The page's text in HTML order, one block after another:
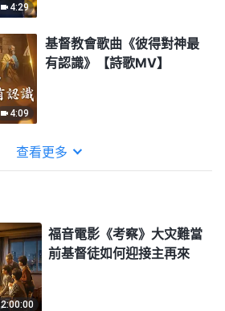
4:29
4:09
基督教會歌曲《彼得對神最
有認識》【詩歌MV】
查看更多
2:00:00
福音電影《考察》大灾難當
前基督徒如何迎接主再來